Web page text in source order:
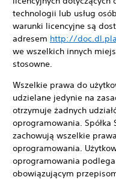
technologii lub usług
warunki licencyjne są
adresem http://
we wszelkich innych
stosowne.
Wszelkie prawa do
udzielane jedynie na
otrzymuje żadnych
oprogramowania. Spółka
zachowują wszelkie
oprogramowania.
oprogramowania
obowiązującym